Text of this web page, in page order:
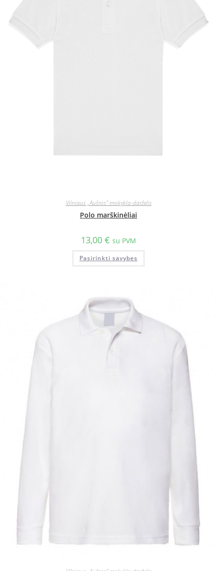
Vilniaus „Aušros" mokykla-darželis
Polo marškinėliai
13,00 € su PVM
Pasirinkti savybes